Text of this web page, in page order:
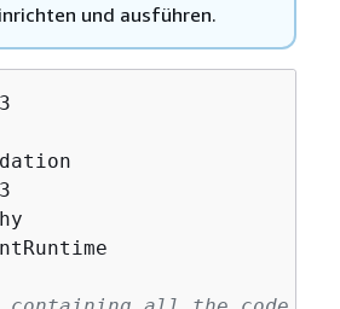
und ausführen.